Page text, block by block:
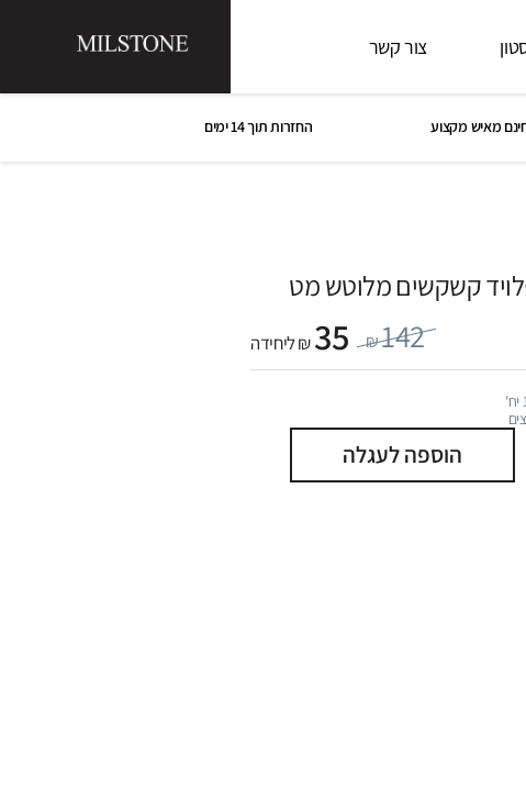
צור קשר
מאיש מקצוע החזרות תוך 14 ימים
קשקשים מלוטש מט
35₪ ליחידה 142
₪
הוספה לעגלה